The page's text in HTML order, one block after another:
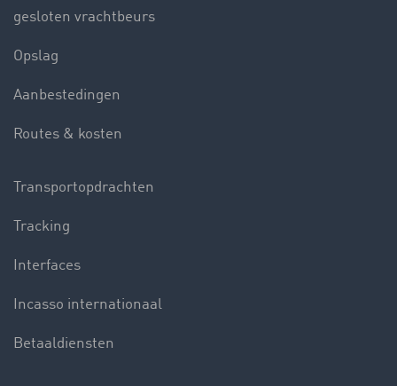
gesloten vrachtbeurs
Opslag
Aanbestedingen
Routes & kosten
Transportopdrachten
Tracking
Interfaces
Incasso internationaal
Betaaldiensten